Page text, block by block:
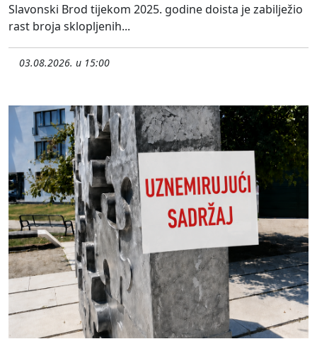
Slavonski Brod tijekom 2025. godine doista je zabilježio
rast broja sklopljenih...
03.08.2026. u 15:00